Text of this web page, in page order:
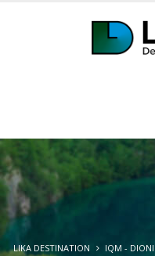
LIKA DESTINATION IQM -